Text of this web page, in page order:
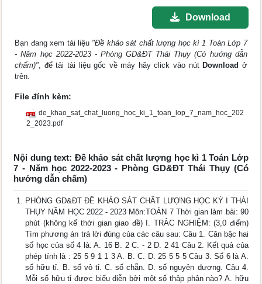
Download
Bạn đang xem tài liệu "Đề khảo sát chất lượng học kì 1 Toán Lớp 7
- Năm học 2022-2023 - Phòng GD&ĐT Thái Thụy (Có hướng dẫn
chấm)", để tải tài liệu gốc về máy hãy click vào nút Download ở
trên.
File đính kèm:
de_khao_sat_chat_luong_hoc_ki_1_toan_lop_7_nam_hoc_202
2_2023.pdf
Nội dung text: Đề khảo sát chất lượng học kì 1 Toán Lớp
7 - Năm học 2022-2023 - Phòng GD&ĐT Thái Thụy (Có
hướng dẫn chấm)
PHÒNG GD&ĐT ĐỀ KHẢO SÁT CHẤT LƯỢNG HỌC KỲ I THÁI
THỤY NĂM HỌC 2022 - 2023 Môn:TOÁN 7 Thời gian làm bài: 90
phút (không kể thời gian giao đề) I. TRẮC NGHIỆM: (3,0 điểm)
Tìm phương án trả lời đúng của các câu sau: Câu 1. Căn bậc hai
số học của số 4 là: A. 16 B. 2 C. - 2 D. 2 41 Câu 2. Kết quả của
phép tính là : 25 5 9 1 1 3 A. B. C. D. 25 5 5 5 Câu 3. Số 6 là A.
số hữu tỉ. B. số vô tỉ. C. số chẵn. D. số nguyên dương. Câu 4.
Mỗi số hữu tỉ được biểu diễn bởi một số thập phân nào? A. hữu